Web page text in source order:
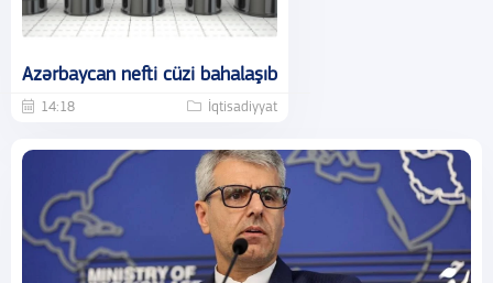
Azərbaycan nefti cüzi bahalaşıb
14:18 İqtisadiyyat